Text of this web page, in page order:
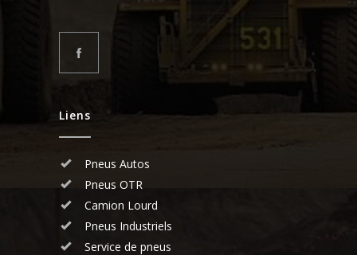
Liens
Pneus Autos
Pneus OTR
Camion Lourd
Pneus Industriels
Service de pneus